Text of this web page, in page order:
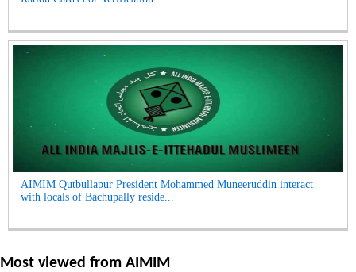
AIMIM Qutbullapur President Mohammed Muneeruddin interact
with locals of Bachupally reside...
Most viewed from AIMIM